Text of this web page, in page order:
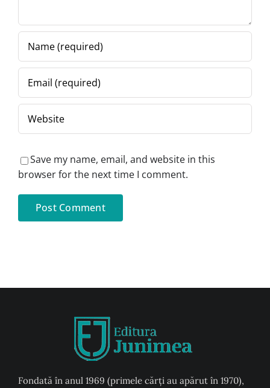
Save my name, email, and website in this
browser for the next time I comment.
Fondată în anul 1969 (primele cărți au apărut în 1970),